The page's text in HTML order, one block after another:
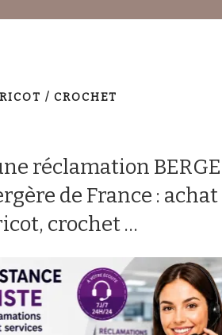
/ CROCHET
réclamation
de France : achat
crochet …